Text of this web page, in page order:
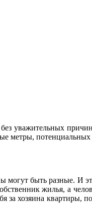
уважительных
метры,
быть разные. И
жилья, а
хозяина квартиры,